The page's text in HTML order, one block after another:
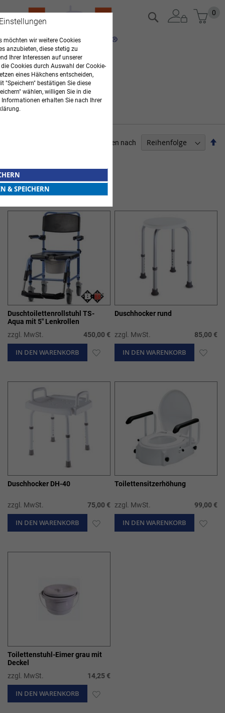
Zum
Inhalt
0
Suche
5Elemente
Sortieren nach
HILFEN FÜR BAD & WC
Duschtoilettenrollstuhl TS-
Aqua mit 5" Lenkrollen
zzgl. MwSt.
450,00 €
IN DEN WARENKORB ZUR
Duschhocker rund
zzgl. MwSt. 85,00 €
IN DEN WARENKORB ZUR
Duschhocker DH-40
zzgl. MwSt. 75,00 €
IN DEN WARENKORB ZUR
Toilettensitzerhöhung
zzgl. MwSt. 99,00 €
IN DEN WARENKORB ZUR
Toilettenstuhl-Eimer grau mit
Deckel
zzgl. MwSt.
14,25 €
IN DEN WARENKORB ZUR
möchten wir weitere Cookies
anzubieten, diese stetig zu
Ihrer Interessen auf unserer
Cookies durch Auswahl der Cookie-
eines Häkchens entscheiden,
"Speichern" bestätigen Sie diese
wählen, willigen Sie in die
erhalten Sie nach Ihrer
& SPEICHERN